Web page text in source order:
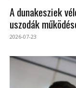
A dunakesziek
uszodák
2026-07-23